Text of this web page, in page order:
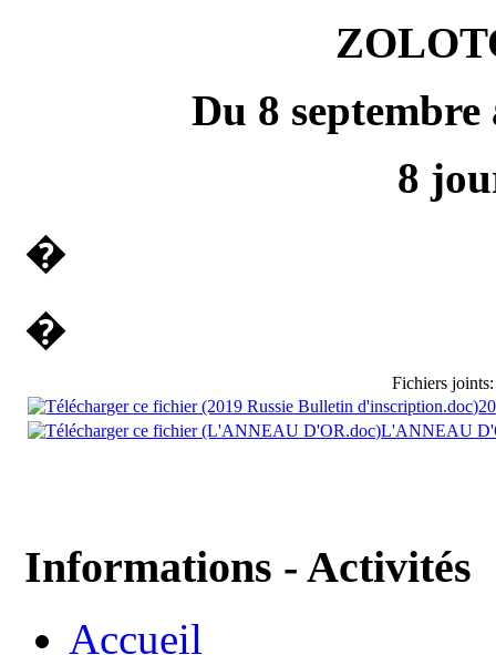
Du 8 septembre
8
�
�
Fichiers joints:
L'ANNEAU
Informations - Activités
Accueil